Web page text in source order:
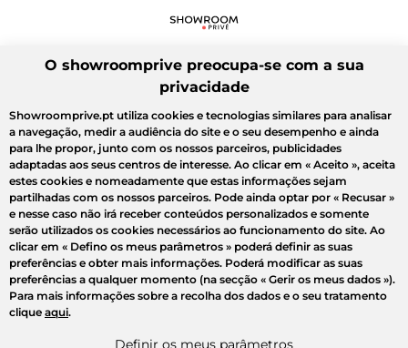
O showroomprive preocupa-se com a sua
privacidade
Showroomprive.pt utiliza cookies e tecnologias similares para analisar
a navegação, medir a audiência do site e o seu desempenho e ainda
para lhe propor, junto com os nossos parceiros, publicidades
adaptadas aos seus centros de interesse. Ao clicar em « Aceito », aceita
estes cookies e nomeadamente que estas informações sejam
partilhadas com os nossos parceiros. Pode ainda optar por « Recusar »
e nesse caso não irá receber conteúdos personalizados e somente
serão utilizados os cookies necessários ao funcionamento do site. Ao
clicar em « Defino os meus parâmetros » poderá definir as suas
preferências e obter mais informações. Poderá modificar as suas
preferências a qualquer momento (na secção « Gerir os meus dados »).
Para mais informações sobre a recolha dos dados e o seu tratamento
clique aqui.
Definir os meus parâmetros